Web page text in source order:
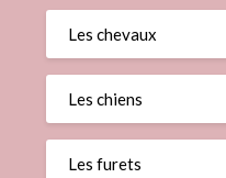
Les chevaux
Les chiens
Les furets